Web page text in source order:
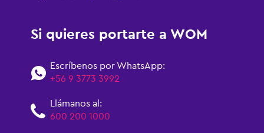
Si quieres portarte a WOM
Escríbenos por WhatsApp:
+56 9 3773 3992
Llámanos al:
600 200 1000